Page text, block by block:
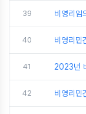
39 비영리임
40 비영리민
41 2023년
42 비영리민